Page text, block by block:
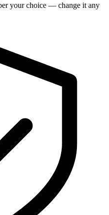
your choice — change it any